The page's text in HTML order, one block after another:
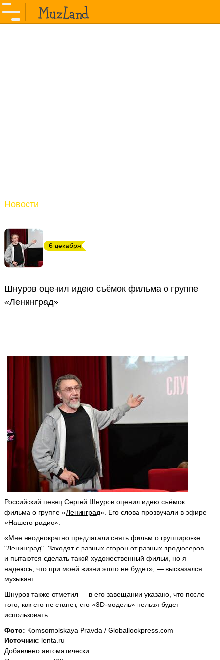
Новости
6 декабря
Шнуров оценил идею съёмок фильма о группе
«Ленинград»
Российский певец Сергей Шнуров оценил идею съёмок
фильма о группе «Ленинград». Его слова прозвучали в эфире
«Нашего радио».
«Мне неоднократно предлагали снять фильм о группировке
"Ленинград". Заходят с разных сторон от разных продюсеров
и пытаются сделать такой художественный фильм, но я
надеюсь, что при моей жизни этого не будет», — высказался
музыкант.
Шнуров также отметил — в его завещании указано, что после
того, как его не станет, его «3D-модель» нельзя будет
использовать.
Фото: Komsomolskaya Pravda / Globallookpress.com
Источник: lenta.ru
Добавлено автоматически